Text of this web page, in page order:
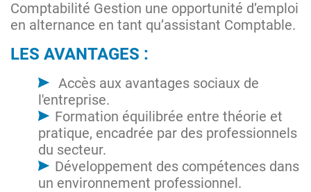
Comptabilité Gestion une opportunité d’emploi
en alternance en tant qu’assistant Comptable.
LES AVANTAGES :
Accès aux avantages sociaux de
l'entreprise.
Formation équilibrée entre théorie et
pratique, encadrée par des professionnels
du secteur.
Développement des compétences dans
un environnement professionnel.